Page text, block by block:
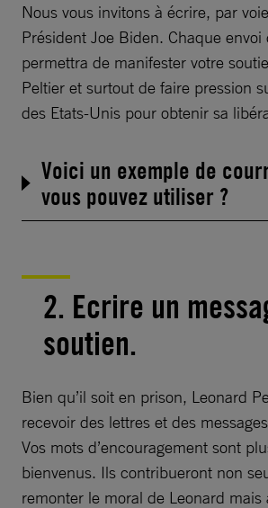
Nous vous invitons à écrire, par
Président Joe Biden. Chaque
permettra de manifester votre
Peltier et surtout de faire pression
des Etats-Unis pour obtenir sa
Voici un exemple de
vous pouvez utiliser ?
2. Ecrire un
soutien.
Bien qu’il soit en prison, Leonard
recevoir des lettres et des
Vos mots d’encouragement sont
bienvenus. Ils contribueront non
remonter le moral de Leonard mais